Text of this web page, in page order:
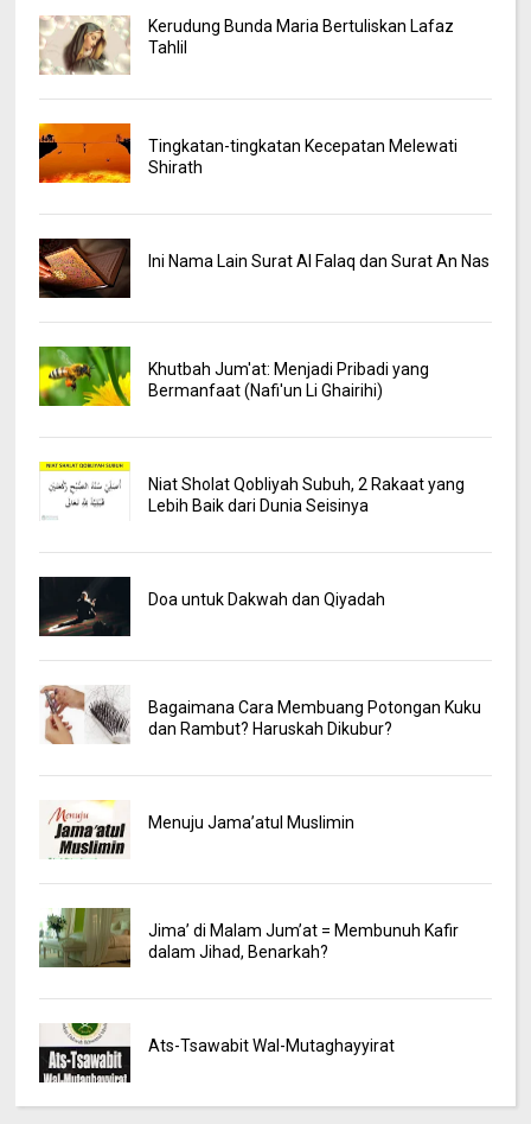
Kerudung Bunda Maria Bertuliskan Lafaz
Tahlil
Tingkatan-tingkatan Kecepatan Melewati
Shirath
Ini Nama Lain Surat Al Falaq dan Surat An Nas
Khutbah Jum'at: Menjadi Pribadi yang
Bermanfaat (Nafi'un Li Ghairihi)
Niat Sholat Qobliyah Subuh, 2 Rakaat yang
Lebih Baik dari Dunia Seisinya
Doa untuk Dakwah dan Qiyadah
Bagaimana Cara Membuang Potongan Kuku
dan Rambut? Haruskah Dikubur?
Menuju Jama’atul Muslimin
Jima’ di Malam Jum’at = Membunuh Kafir
dalam Jihad, Benarkah?
Ats-Tsawabit Wal-Mutaghayyirat